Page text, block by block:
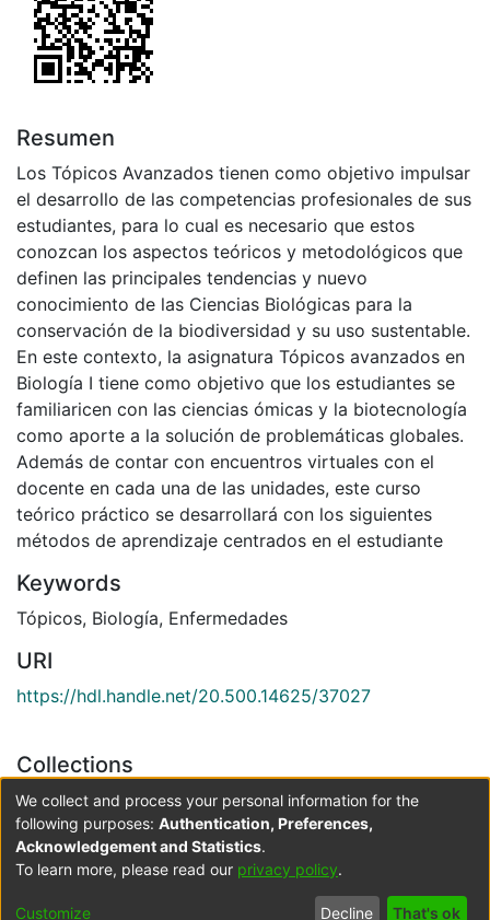
Resumen
Los Tópicos Avanzados tienen como objetivo impulsar
el desarrollo de las competencias profesionales de sus
estudiantes, para lo cual es necesario que estos
conozcan los aspectos teóricos y metodológicos que
definen las principales tendencias y nuevo
conocimiento de las Ciencias Biológicas para la
conservación de la biodiversidad y su uso sustentable.
En este contexto, la asignatura Tópicos avanzados en
Biología I tiene como objetivo que los estudiantes se
familiaricen con las ciencias ómicas y la biotecnología
como aporte a la solución de problemáticas globales.
Además de contar con encuentros virtuales con el
docente en cada una de las unidades, este curso
teórico práctico se desarrollará con los siguientes
métodos de aprendizaje centrados en el estudiante
Keywords
Tópicos, Biología, Enfermedades
URI
https://hdl.handle.net/20.500.14625/37027
Collections
Escuela de Ciencias Básicas y Aplicadas b-learning
Full item page
Cookie End User Send
We collect and process your personal information for the
following purposes: Authentication, Preferences,
Acknowledgement and Statistics.
To learn more, please read our privacy policy.
Customize Decline That's ok